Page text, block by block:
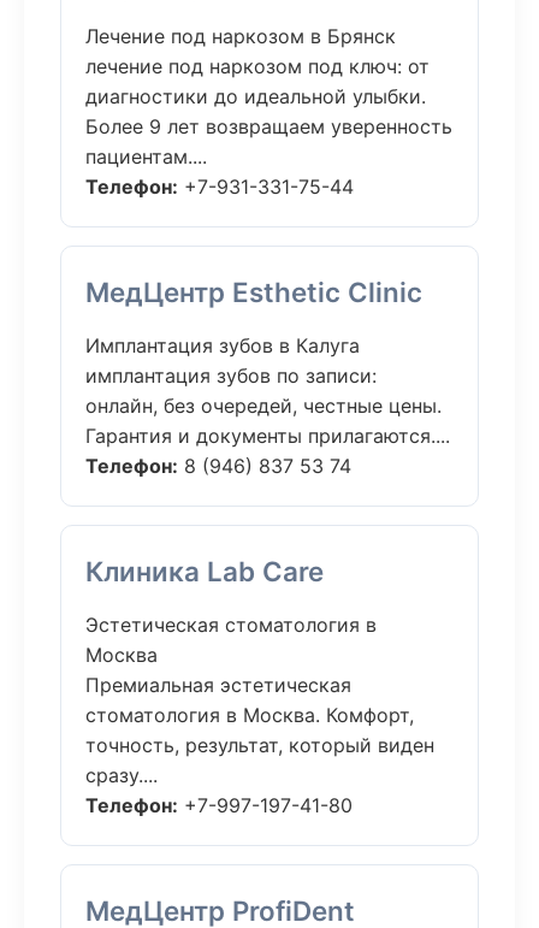
Лечение под наркозом в Брянск
лечение под наркозом под ключ: от
диагностики до идеальной улыбки.
Более 9 лет возвращаем уверенность
пациентам....
Телефон: +7-931-331-75-44
МедЦентр Esthetic Clinic
Имплантация зубов в Калуга
имплантация зубов по записи:
онлайн, без очередей, честные цены.
Гарантия и документы прилагаются....
Телефон: 8 (946) 837 53 74
Клиника Lab Care
Эстетическая стоматология в
Москва
Премиальная эстетическая
стоматология в Москва. Комфорт,
точность, результат, который виден
сразу....
Телефон: +7-997-197-41-80
МедЦентр ProfiDent